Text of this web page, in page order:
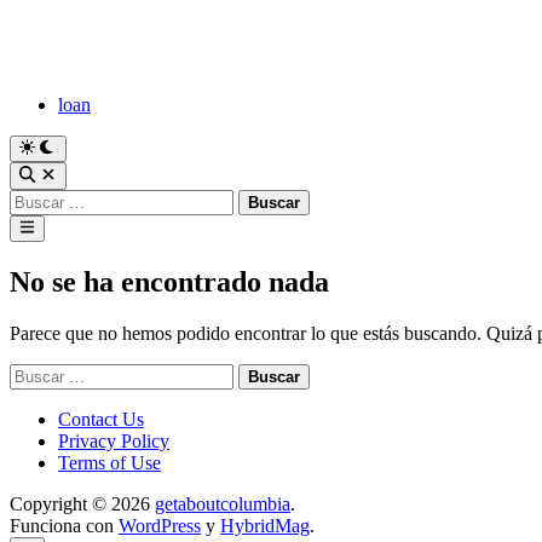
loan
Cambiar
a
modo
oscuro
Abrir
búsqueda
Buscar:
Menú
principal
No se ha encontrado nada
Parece que no hemos podido encontrar lo que estás buscando. Quizá
Buscar:
Contact Us
Privacy Policy
Terms of Use
Copyright © 2026 getaboutcolumbia.
Funciona con WordPress y HybridMag.